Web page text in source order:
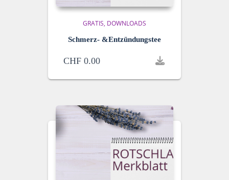
GRATIS DOWNLOADS
Schmerz- &Entzündungstee
CHF 0.00